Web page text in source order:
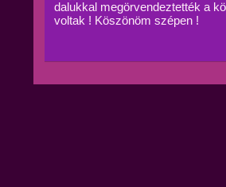
dalukkal megörvendeztették a
voltak ! Köszönöm szépen !